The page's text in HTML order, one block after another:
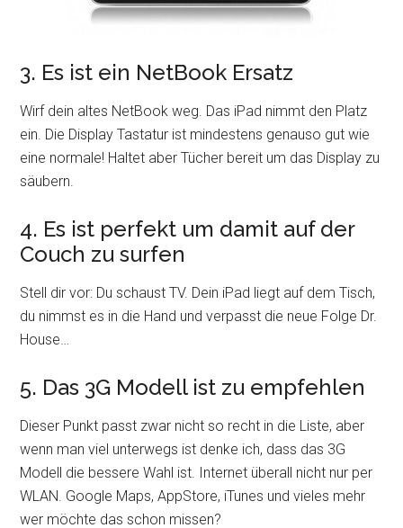
3. Es ist ein NetBook Ersatz
Wirf dein altes NetBook weg. Das iPad nimmt den Platz
ein. Die Display Tastatur ist mindestens genauso gut wie
eine normale! Haltet aber Tücher bereit um das Display zu
säubern.
4. Es ist perfekt um damit auf der
Couch zu surfen
Stell dir vor: Du schaust TV. Dein iPad liegt auf dem Tisch,
du nimmst es in die Hand und verpasst die neue Folge Dr.
House…
5. Das 3G Modell ist zu empfehlen
Dieser Punkt passt zwar nicht so recht in die Liste, aber
wenn man viel unterwegs ist denke ich, dass das 3G
Modell die bessere Wahl ist. Internet überall nicht nur per
WLAN. Google Maps, AppStore, iTunes und vieles mehr
wer möchte das schon missen?